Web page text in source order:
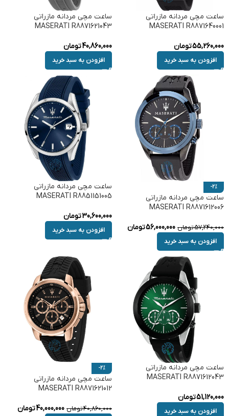
ساعت مچی مردانه مازراتی
MASERATI R8871640001
55,260,000تومان
افزودن به سبد خرید
ساعت مچی مردانه مازراتی
MASERATI R8871621043
40,860,000تومان
افزودن به سبد خرید
-2%
ساعت مچی مردانه مازراتی
MASERATI R8871612006
57,240,000تومان 56,000,000تومان
افزودن به سبد خرید
ساعت مچی مردانه مازراتی
MASERATI R8851151005
30,600,000تومان
افزودن به سبد خرید
ساعت مچی مردانه مازراتی
MASERATI R8871612043
51,120,000تومان
افزودن به سبد خرید
-2%
ساعت مچی مردانه مازراتی
MASERATI R8871621012
40,860,000تومان 40,000,000تومان